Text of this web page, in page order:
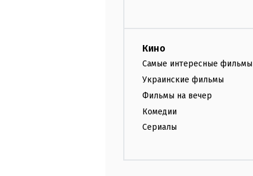
Кино
Самые интересные фильмы
Украинские фильмы
Фильмы на вечер
Комедии
Сериалы